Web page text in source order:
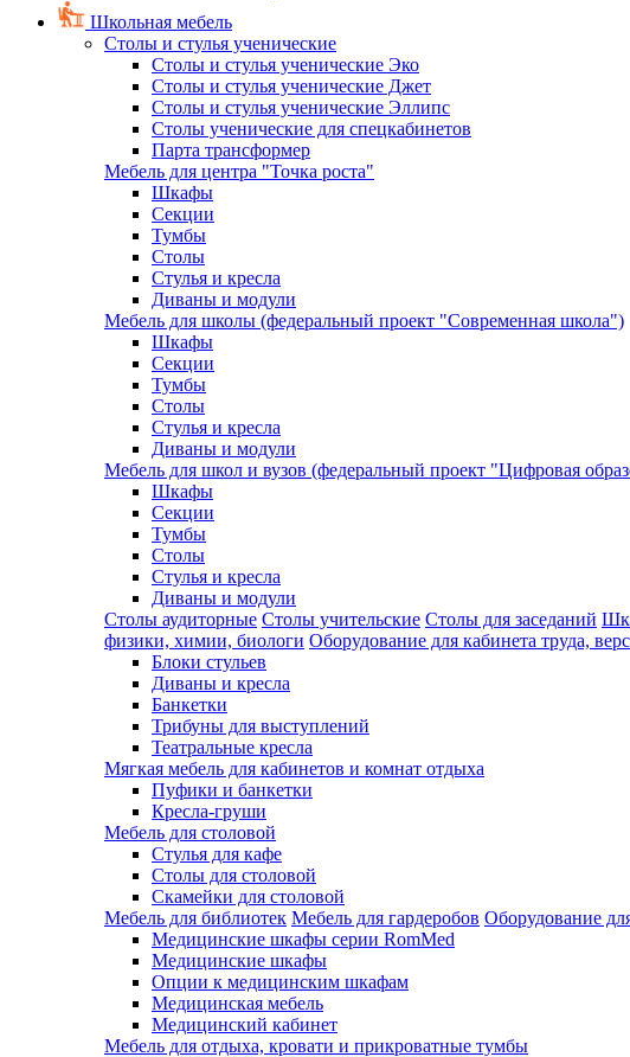
Школьная мебель
Столы и стулья ученические
Столы и стулья ученические Эко
Столы и стулья ученические Джет
Столы и стулья ученические Эллипс
Столы ученические для спецкабинетов
Парта трансформер
Мебель для центра "Точка роста"
Шкафы
Секции
Тумбы
Столы
Стулья и кресла
Диваны и модули
Мебель для школы (федеральный проект "Современная школа")
Шкафы
Секции
Тумбы
Столы
Стулья и кресла
Диваны и модули
Мебель для школ и вузов (федеральный проект "Цифровая
Шкафы
Секции
Тумбы
Столы
Стулья и кресла
Диваны и модули
Столы аудиторные Столы учительские Столы для заседаний
физики, химии, биологи Оборудование для кабинета труда,
Блоки стульев
Диваны и кресла
Банкетки
Трибуны для выступлений
Театральные кресла
Мягкая мебель для кабинетов и комнат отдыха
Пуфики и банкетки
Кресла-груши
Мебель для столовой
Cтулья для кафе
Cтолы для столовой
Скамейки для столовой
Мебель для библиотек Мебель для гардеробов Оборудование
Медицинские шкафы серии RomMed
Медицинские шкафы
Опции к медицинским шкафам
Медицинская мебель
Медицинский кабинет
Мебель для отдыха, кровати и прикроватные тумбы